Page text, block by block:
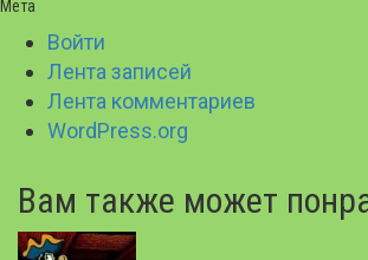
Мета
Войти
Лента записей
Лента комментариев
WordPress.org
Вам также может